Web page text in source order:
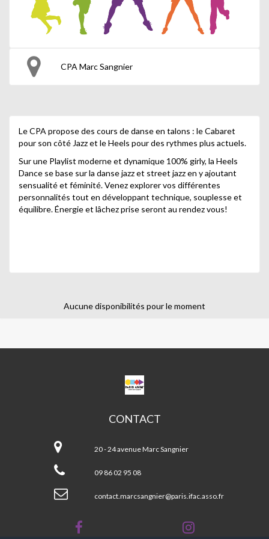
CPA Marc Sangnier
Le CPA propose des cours de danse en talons : le Cabaret
pour son côté Jazz et le Heels pour des rythmes plus actuels.
Sur une Playlist moderne et dynamique 100% girly, la Heels
Dance se base sur la danse jazz et street jazz en y ajoutant
sensualité et féminité. Venez explorer vos différentes
personnalités tout en développant technique, souplesse et
équilibre. Énergie et lâchez prise seront au rendez vous!
Aucune disponibilités pour le moment
CPA
MARC
CONTACT
Marc
Sangnier
20 - 24 avenue Marc Sangnier
09 86 02 95 08
contact.marcsangnier@paris.ifac.asso.fr